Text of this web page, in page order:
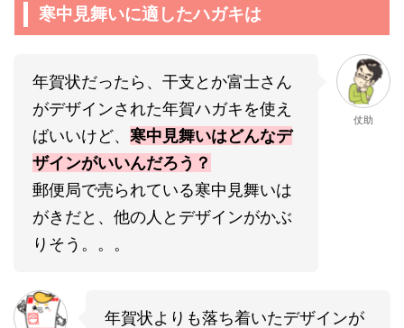
寒中見舞いに適したハガキは
年賀状だったら、干支とか富士さん
がデザインされた年賀ハガキを使え
ばいいけど、 寒中見舞いはどんなデ
ザインがいいんだろう？
郵便局で売られている寒中見舞いは
がきだと、他の人とデザインがかぶ
りそう。。。
仗助
年賀状よりも落ち着いたデザインが